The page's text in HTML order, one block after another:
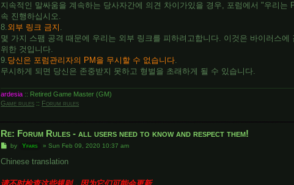
지속적인 말싸움을 계속하는 당사자간에 의견 차이가있을 경우, 포럼에서 "우리
속 진행하십시오.
8.외부 링크 금지 .
몇 가지 스팸 공격 때문에 우리는 외부 링크를 피하려고합니다. 이것은 바이러스
위한 것입니다.
9.당신은 포럼관리자의 PM을 무시할 수 없습니다.
무시하게 되면 당신은 존중받지 못하고 형벌을 초래하게 될 수 있습니다.
ardesia :: Retired Game Master (GM)
Game rules :: Forum rules
Re: Forum Rules - all users need to know and respect them!
P
s
by Yfars »Sun Feb 09, 2020 10:37 am
Chinese translation